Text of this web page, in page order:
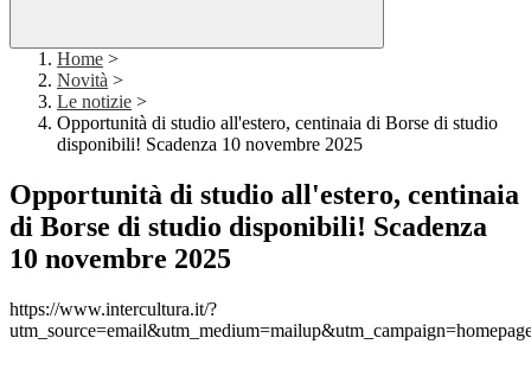
Home >
Novità >
Le notizie >
Opportunità di studio all'estero, centinaia di Borse di studio
disponibili! Scadenza 10 novembre 2025
Opportunità di studio all'estero, centinaia
di Borse di studio disponibili! Scadenza
10 novembre 2025
https://www.intercultura.it/?